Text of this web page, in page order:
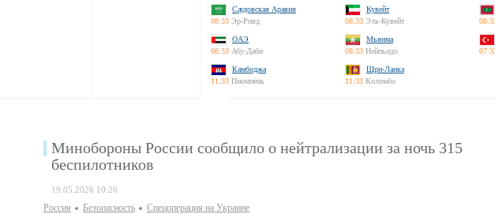
Саудовская Аравия
08:33 Эр-Рияд
Кувейт
08:33 Эль-Кувейт
ОАЭ
08:33 Абу-Даби
Мьянма
08:33 Нейпьидо
Камбоджа
11:33 Пномпень
Шри-Ланка
11:33 Коломбо
Минобороны России сообщило о нейтрализации за ночь 315
беспилотников
19.05.2026 10:26
Россия Безопаcность Спецоперация на Украине